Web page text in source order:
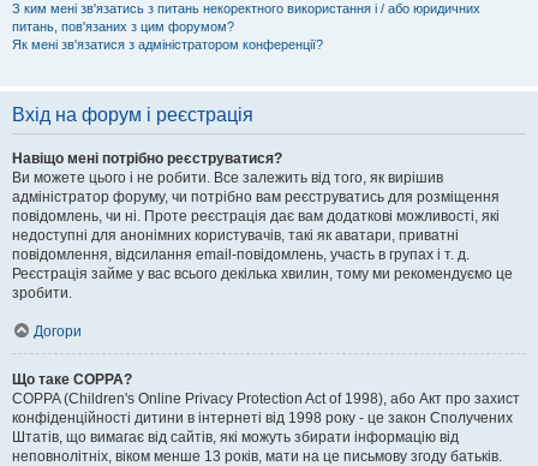
З ким мені зв'язатись з питань некоректного використання і / або юридичних
питань, пов'язаних з цим форумом?
Як мені зв'язатися з адміністратором конференції?
Вхід на форум і реєстрація
Навіщо мені потрібно реєструватися?
Ви можете цього і не робити. Все залежить від того, як вирішив
адміністратор форуму, чи потрібно вам реєструватись для розміщення
повідомлень, чи ні. Проте реєстрація дає вам додаткові можливості, які
недоступні для анонімних користувачів, такі як аватари, приватні
повідомлення, відсилання email-повідомлень, участь в групах і т. д.
Реєстрація займе у вас всього декілька хвилин, тому ми рекомендуємо це
зробити.
Догори
Що таке COPPA?
COPPA (Children's Online Privacy Protection Act of 1998), або Акт про захист
конфіденційності дитини в інтернеті від 1998 року - це закон Сполучених
Штатів, що вимагає від сайтів, які можуть збирати інформацію від
неповнолітніх, віком менше 13 років, мати на це письмову згоду батьків.